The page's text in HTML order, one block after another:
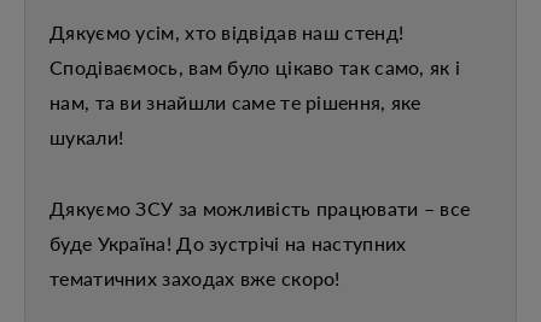
Дякуємо усім, хто відвідав наш стенд!
Сподіваємось, вам було цікаво так само, як і
нам, та ви знайшли саме те рішення, яке
шукали!
Дякуємо ЗСУ за можливість працювати – все
буде Україна! До зустрічі на наступних
тематичних заходах вже скоро!